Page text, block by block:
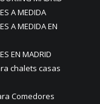
A MEDIDA
A MEDIDA EN
EN MADRID
chalets casas
Comedores